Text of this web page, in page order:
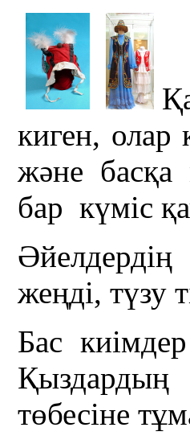
киген, олар
және басқа
бар күміс
жеңді, түзу
Бас
Қыздардың
төбесіне